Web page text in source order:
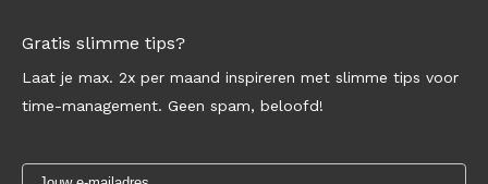
Gratis slimme tips?
Laat je max. 2x per maand inspireren met slimme tips voor
time-management. Geen spam, beloofd!